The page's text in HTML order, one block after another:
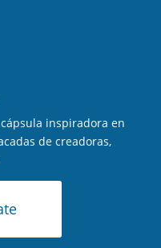
inspiradora en
de creadoras,